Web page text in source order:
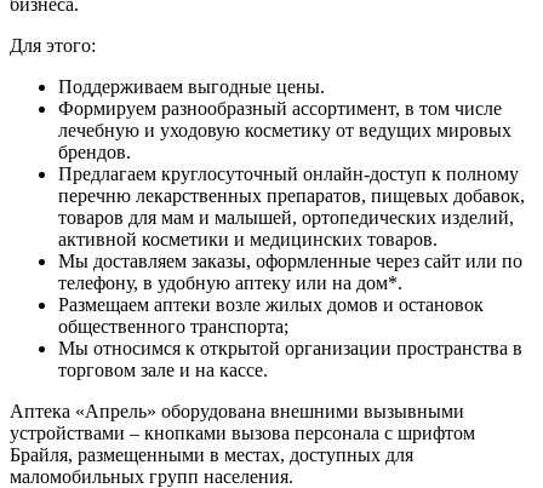
Для этого:
Поддерживаем выгодные цены.
Формируем разнообразный ассортимент, в том числе
лечебную и уходовую косметику от ведущих мировых
брендов.
Предлагаем круглосуточный онлайн-доступ к полному
перечню лекарственных препаратов, пищевых добавок,
товаров для мам и малышей, ортопедических изделий,
активной косметики и медицинских товаров.
Мы доставляем заказы, оформленные через сайт или по
телефону, в удобную аптеку или на дом*.
Размещаем аптеки возле жилых домов и остановок
общественного транспорта;
Мы относимся к открытой организации пространства в
торговом зале и на кассе.
Аптека «Апрель» оборудована внешними вызывными
устройствами – кнопками вызова персонала с шрифтом
Брайля, размещенными в местах, доступных для
маломобильных групп населения.